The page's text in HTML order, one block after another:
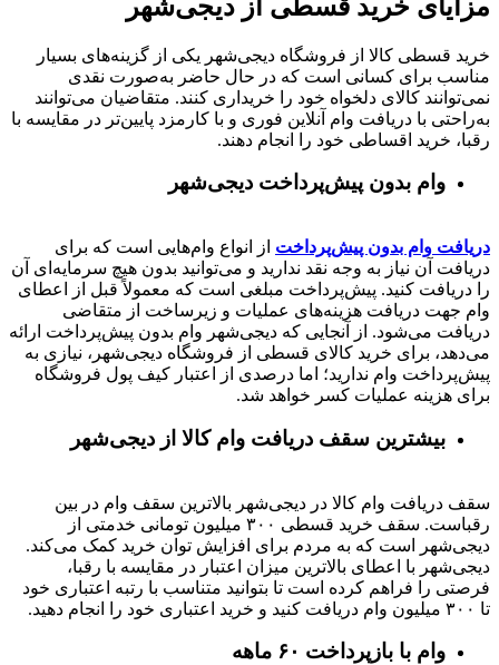
مزایای خرید قسطی از دیجی‌شهر
خرید قسطی کالا از فروشگاه دیجی‌شهر یکی از گزینه‌های بسیار
مناسب برای کسانی است که در حال حاضر به‌صورت نقدی
نمی‌توانند کالای دلخواه خود را خریداری کنند. متقاضیان می‌توانند
به‌راحتی با دریافت وام آنلاین فوری و با کارمزد پایین‌تر در مقایسه با
رقبا، خرید اقساطی خود را انجام دهند.
وام بدون پیش‌پرداخت‌ دیجی‌شهر
دریافت وام بدون پیش‌پرداخت از انواع وام‌هایی است که برای
دریافت آن نیاز به وجه نقد ندارید و می‌توانید بدون هیچ سرمایه‌ای آن
را دریافت کنید. پیش‌پرداخت مبلغی است که معمولاً قبل از اعطای
وام جهت دریافت هزینه‌های عملیات و زیرساخت از متقاضی
دریافت می‌شود. از آنجایی که دیجی‌شهر وام بدون پیش‌پرداخت ارائه
می‌دهد، برای خرید کالای قسطی از فروشگاه دیجی‌شهر، نیازی به
پیش‌پرداخت وام ندارید؛ اما درصدی از اعتبار کیف پول فروشگاه
برای هزینه عملیات کسر خواهد شد.
بیشترین سقف دریافت وام کالا از دیجی‌شهر
سقف دریافت وام کالا در دیجی‌شهر بالاترین سقف وام در بین
رقباست. سقف خرید قسطی ۳۰۰ میلیون تومانی خدمتی از
دیجی‌شهر است که به مردم برای افزایش توان خرید کمک می‌کند.
دیجی‌شهر با اعطای بالاترین میزان اعتبار در مقایسه با رقبا،
فرصتی را فراهم کرده است تا بتوانید متناسب با رتبه اعتباری خود
تا ۳۰۰ میلیون وام دریافت کنید و خرید اعتباری خود را انجام دهید.
وام با بازپرداخت ۶۰ ماهه